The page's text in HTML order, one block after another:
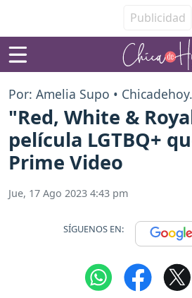
Por: Amelia Supo •
"Red, White &
película LGTBQ+
Prime Video
Jue, 17 Ago 2023 4:43 pm
SÍGUENOS EN: